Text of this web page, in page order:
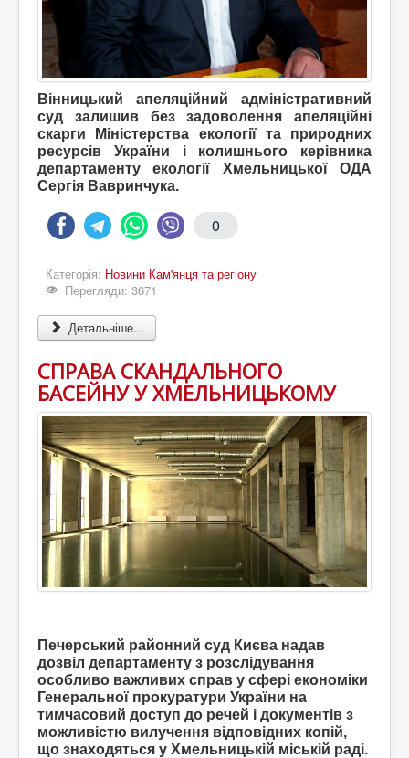
Вінницький апеляційний адміністративний
суд залишив без задоволення апеляційні
скарги Міністерства екології та природних
ресурсів України і колишнього керівника
департаменту екології Хмельницької ОДА
Сергія Вавринчука.
0
Категорія: Новини Кам'янця та регіону
Перегляди: 3671
Детальніше...
СПРАВА СКАНДАЛЬНОГО
БАСЕЙНУ У ХМЕЛЬНИЦЬКОМУ
Печерський районний суд Києва надав
дозвіл департаменту з розслідування
особливо важливих справ у сфері економіки
Генеральної прокуратури України на
тимчасовий доступ до речей і документів з
можливістю вилучення відповідних копій,
що знаходяться у Хмельницькій міській раді.